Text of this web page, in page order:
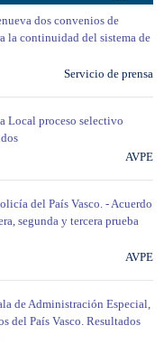
dos convenios de
la continuidad del sistema de
Servicio de prensa
Local proceso selectivo
AVPE
del País Vasco. - Acuerdo
segunda y tercera prueba
AVPE
de Administración Especial,
del País Vasco. Resultados